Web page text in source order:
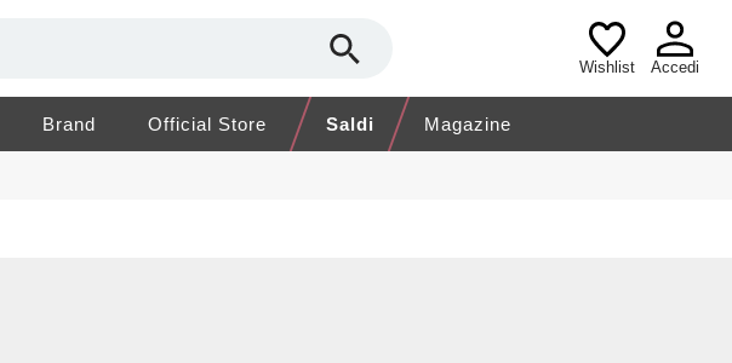
Wishlist Accedi
Brand Official Store Saldi Magazine